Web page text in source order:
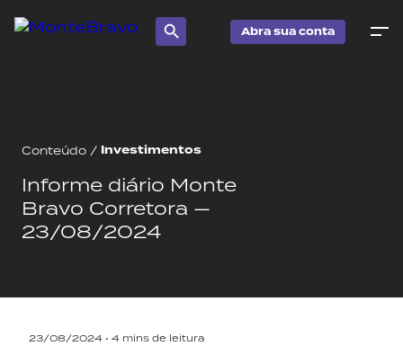
Abra sua conta
Conteúdo / Investimentos
Informe diário Monte
Bravo Corretora —
23/08/2024
23/08/2024 • 4 mins de leitura